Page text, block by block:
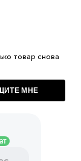
товар снова
МНЕ